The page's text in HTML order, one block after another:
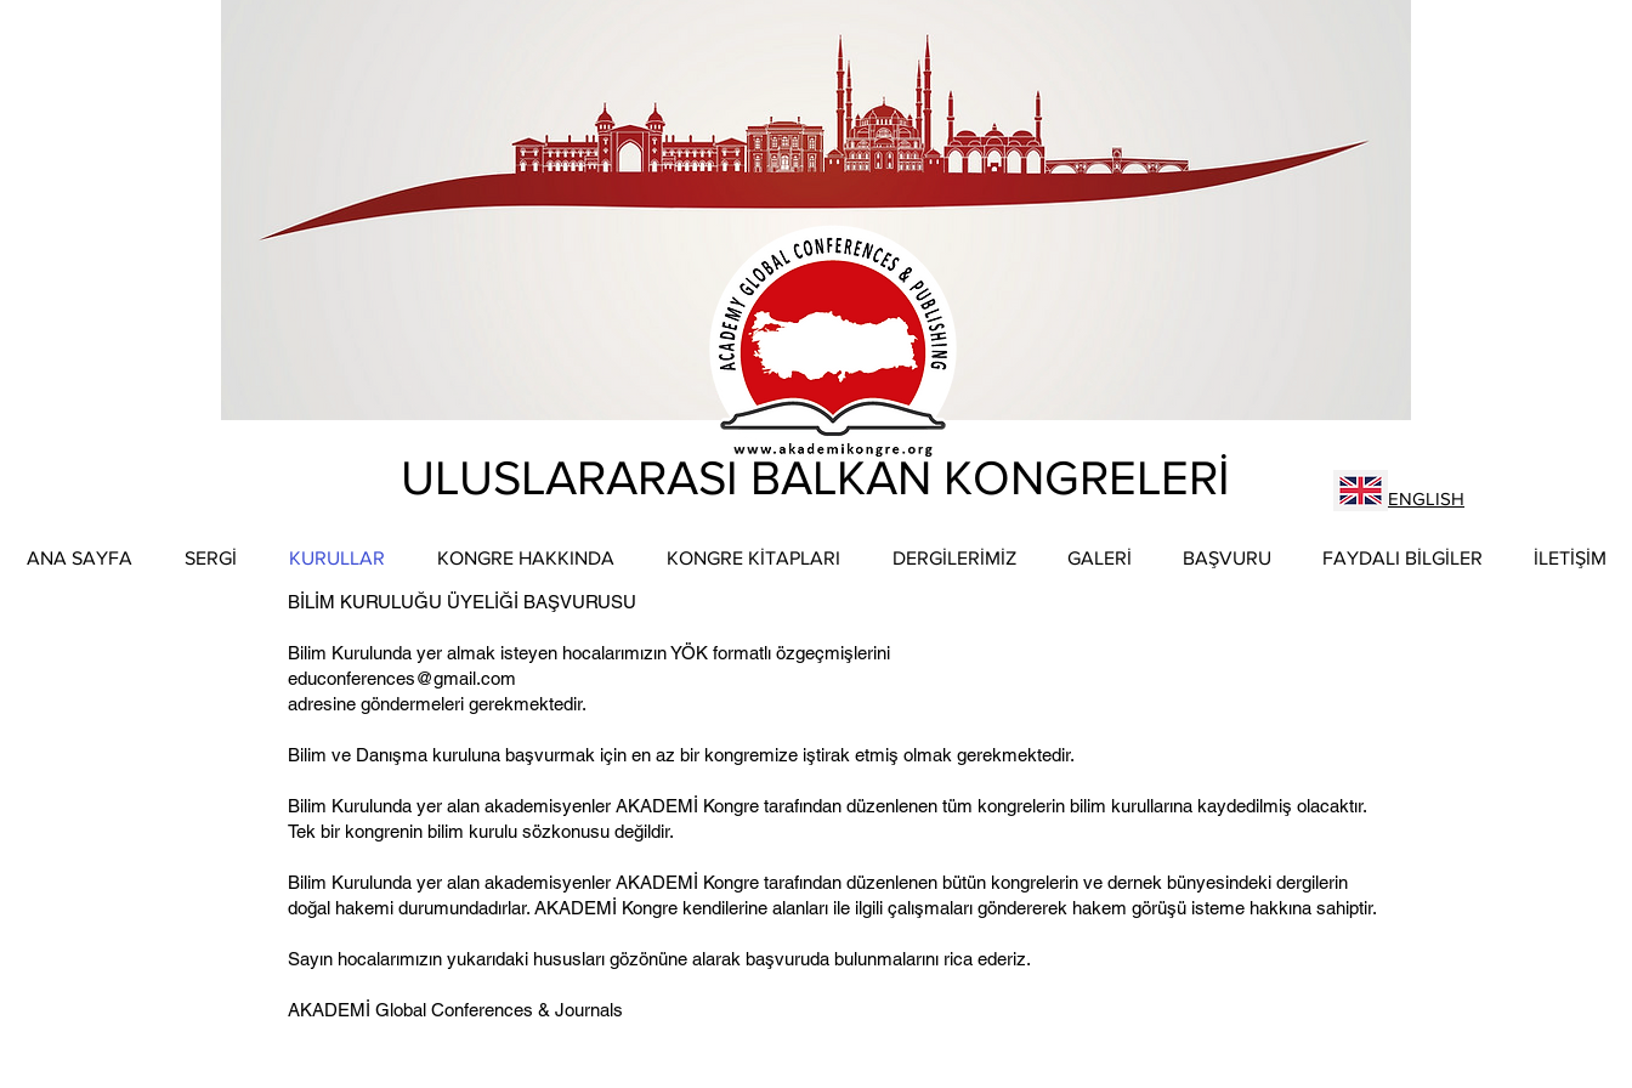
ULUSLARARASI BALKAN KONGRELERİ ENGLISH
ANA SAYFA SERGİ KURULLAR KONGRE HAKKINDA KONGRE KİTAPLARI DERGİLERİMİZ GALERİ BAŞVURU FAYDALI BİLGİLER İLETİŞİM
BİLİM KURULUĞU ÜYELİĞİ BAŞVURUSU
Bilim Kurulunda yer almak isteyen hocalarımızın YÖK formatlı özgeçmişlerini
educonferences@gmail.com
adresine göndermeleri gerekmektedir.
Bilim ve Danışma kuruluna başvurmak için en az bir kongremize iştirak etmiş olmak gerekmektedir.
Bilim Kurulunda yer alan akademisyenler AKADEMİ Kongre tarafından düzenlenen tüm kongrelerin bilim kurullarına kaydedilmiş olacaktır.
Tek bir kongrenin bilim kurulu sözkonusu değildir.
Bilim Kurulunda yer alan akademisyenler AKADEMİ Kongre tarafından düzenlenen bütün kongrelerin ve dernek bünyesindeki dergilerin
doğal hakemi durumundadırlar. AKADEMİ Kongre kendilerine alanları ile ilgili çalışmaları göndererek hakem görüşü isteme hakkına sahiptir.
Sayın hocalarımızın yukarıdaki hususları gözönüne alarak başvuruda bulunmalarını rica ederiz.
AKADEMİ Global Conferences & Journals